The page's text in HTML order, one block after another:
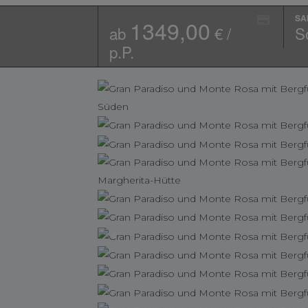
ab 1349,00 € /
p.P.
Previous
Slide
◀︎